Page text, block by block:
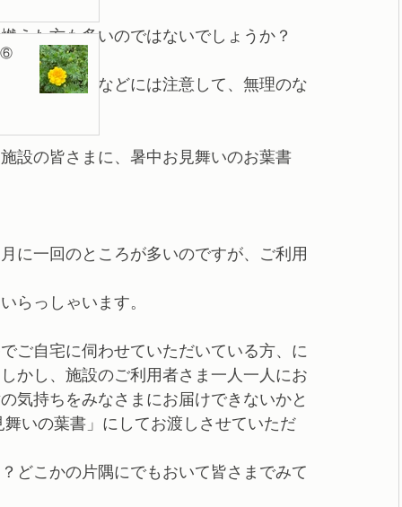
えた方も多いのではないでしょうか？
続き熱中症などには注意して、無理のな
設の皆さまに、暑中お見舞いのお葉書
に一回のところが多いのですが、ご利用
らっしゃいます。
ご自宅に伺わせていただいている方、に
かし、施設のご利用者さま一人一人にお
気持ちをみなさまにお届けできないかと
いの葉書」にしてお渡しさせていただ
どこかの片隅にでもおいて皆さまでみて